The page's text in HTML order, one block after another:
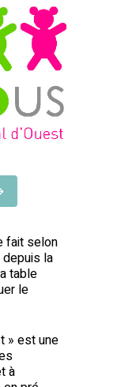
fait selon
la
table
le
» est une
à